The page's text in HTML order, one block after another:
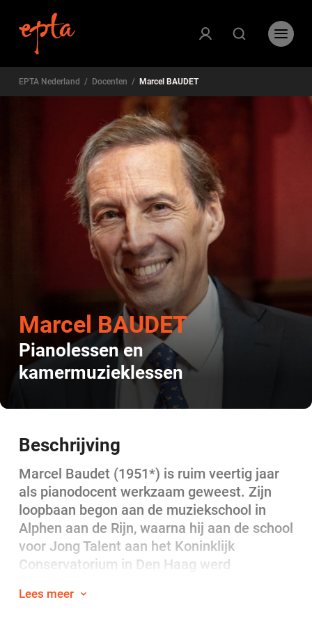
EPTA Nederland / Docenten / Marcel BAUDET
Marcel BAUDET
Pianolessen en
kamermuzieklessen
Beschrijving
Marcel Baudet (1951*) is ruim veertig jaar
als pianodocent werkzaam geweest. Zijn
loopbaan begon aan de muziekschool in
Alphen aan de Rijn, waarna hij aan de school
voor Jong Talent aan het Koninklijk
Conservatorium in Den Haag werd
tevens als hoofdvakdocent aan de
Lees meer